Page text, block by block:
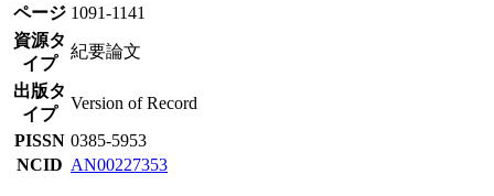
ページ 1091-1141
資源タ
イプ
紀要論文
出版タ
イプ
Version of Record
PISSN 0385-5953
NCID AN00227353